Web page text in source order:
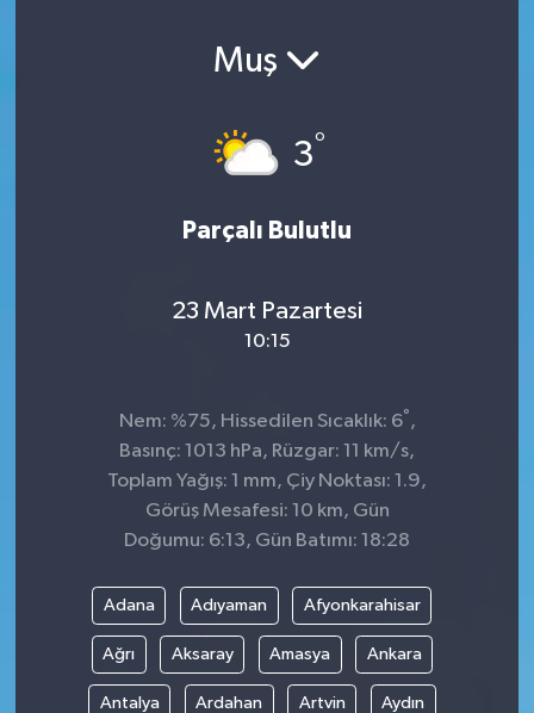
Muş
3°
Parçalı Bulutlu
23 Mart Pazartesi
10:15
Nem: %75, Hissedilen Sıcaklık: 6° ,
Basınç: 1013 hPa, Rüzgar: 11 km/s,
Toplam Yağış: 1 mm, Çiy Noktası: 1.9,
Görüş Mesafesi: 10 km, Gün
Doğumu: 6:13, Gün Batımı: 18:28
Adana Adıyaman Afyonkarahisar
Ağrı Aksaray Amasya Ankara
Antalya Ardahan Artvin Aydın